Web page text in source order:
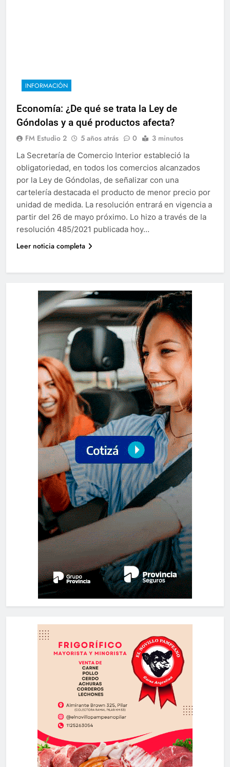
INFORMACIÓN
Economía: ¿De qué se trata la Ley de
Góndolas y a qué productos afecta?
FM Estudio 2 5 años atrás 0 3 minutos
La Secretaría de Comercio Interior estableció la
obligatoriedad, en todos los comercios alcanzados
por la Ley de Góndolas, de señalizar con una
cartelería destacada el producto de menor precio por
unidad de medida. La resolución entrará en vigencia a
partir del 26 de mayo próximo. Lo hizo a través de la
resolución 485/2021 publicada hoy…
Leer noticia completa